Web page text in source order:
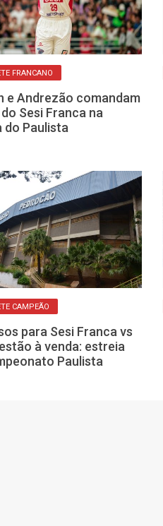
FRANCANO
e Andrezão comandam
Sesi Franca na
do Paulista
CAMPEÃO
para Sesi Franca vs
à venda: estreia
Paulista